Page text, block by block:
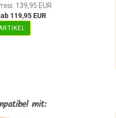
139,95 EUR
119,95 EUR
mit: